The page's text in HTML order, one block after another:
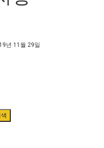
년 11월 29일